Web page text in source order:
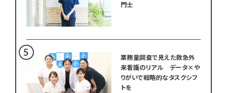
門士
業務量調査で見えた救急外
来看護のリアル データ×や
りがいで戦略的なタスクシフ
トを